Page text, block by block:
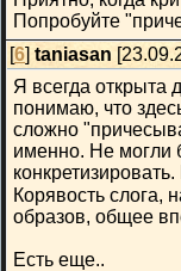
Попробуйте
[6] taniasan
Я всегда открыта
понимаю, что
сложно
именно. Не могли
Корявость слога,
образов, общее
Есть еще..